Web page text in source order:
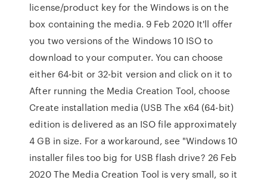
license/product key for the Windows is on the
box containing the media. 9 Feb 2020 It'll offer
you two versions of the Windows 10 ISO to
download to your computer. You can choose
either 64-bit or 32-bit version and click on it to
After running the Media Creation Tool, choose
Create installation media (USB The x64 (64-bit)
edition is delivered as an ISO file approximately
4 GB in size. For a workaround, see "Windows 10
installer files too big for USB flash drive? 26 Feb
2020 The Media Creation Tool is very small, so it